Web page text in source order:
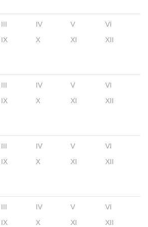
III IV V
VI
IX X XI XII
III IV V
VI
IX X XI XII
III IV V
VI
IX X XI XII
III IV V
VI
IX X XI XII